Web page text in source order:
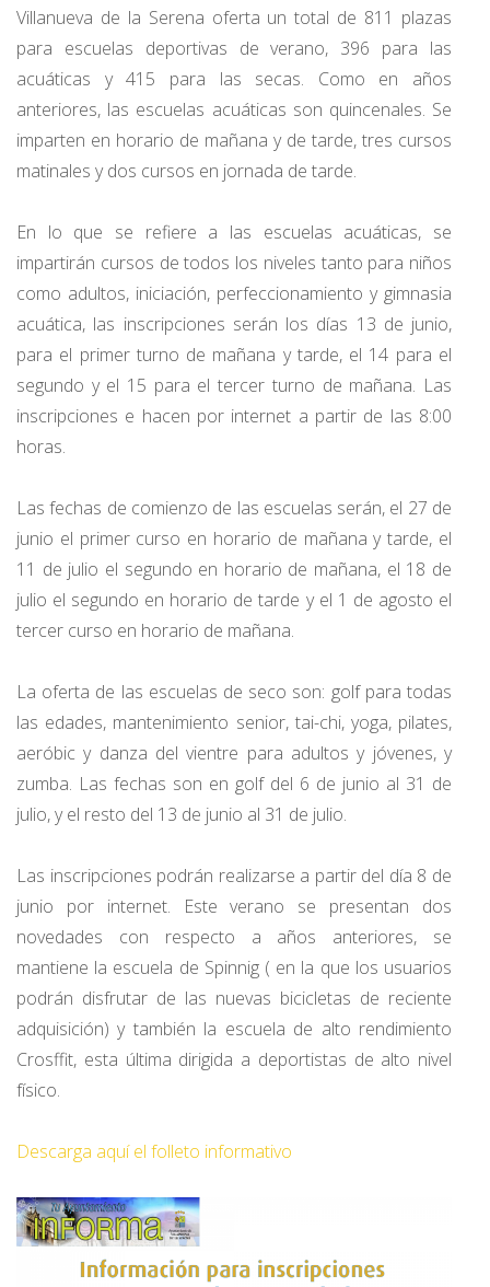
Villanueva de la Serena oferta un total de 811 plazas
para escuelas deportivas de verano, 396 para las
acuáticas y 415 para las secas. Como en años
anteriores, las escuelas acuáticas son quincenales. Se
imparten en horario de mañana y de tarde, tres cursos
matinales y dos cursos en jornada de tarde.
En lo que se refiere a las escuelas acuáticas, se
impartirán cursos de todos los niveles tanto para niños
como adultos, iniciación, perfeccionamiento y gimnasia
acuática, las inscripciones serán los días 13 de junio,
para el primer turno de mañana y tarde, el 14 para el
segundo y el 15 para el tercer turno de mañana. Las
inscripciones e hacen por internet a partir de las 8:00
horas.
Las fechas de comienzo de las escuelas serán, el 27 de
junio el primer curso en horario de mañana y tarde, el
11 de julio el segundo en horario de mañana, el 18 de
julio el segundo en horario de tarde y el 1 de agosto el
tercer curso en horario de mañana.
La oferta de las escuelas de seco son: golf para todas
las edades, mantenimiento senior, tai-chi, yoga, pilates,
aeróbic y danza del vientre para adultos y jóvenes, y
zumba. Las fechas son en golf del 6 de junio al 31 de
julio, y el resto del 13 de junio al 31 de julio.
Las inscripciones podrán realizarse a partir del día 8 de
junio por internet. Este verano se presentan dos
novedades con respecto a años anteriores, se
mantiene la escuela de Spinnig ( en la que los usuarios
podrán disfrutar de las nuevas bicicletas de reciente
adquisición) y también la escuela de alto rendimiento
Crosffit, esta última dirigida a deportistas de alto nivel
físico.
Descarga aquí el folleto informativo